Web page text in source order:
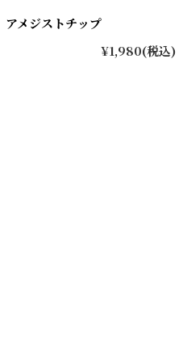
アメジストチップ
¥1,980(税込)